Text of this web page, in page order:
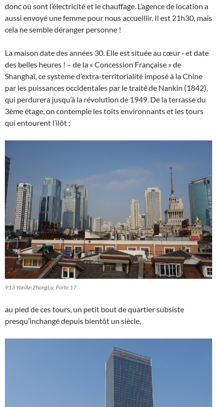
donc où sont l’électricité et le chauffage. L’agence de location a
aussi envoyé une femme pour nous accueillir. Il est 21h30, mais
cela ne semble déranger personne !
La maison date des années 30. Elle est située au cœur ‑ et date
des belles heures ! – de la « Concession Française » de
Shanghaï, ce système d’extra-territorialité imposé à la Chine
par les puissances occidentales par le traité de Nankin (1842),
qui perdurera jusqu’à la révolution de 1949. De la terrasse du
3ème étage, on contemple les toits environnants et les tours
qui entourent l’ilôt ;
913 Yan’An ZhongLu, Porte 17
au pied de ces tours, un petit bout de quartier subsiste
presqu’inchangé depuis bientôt un siècle,